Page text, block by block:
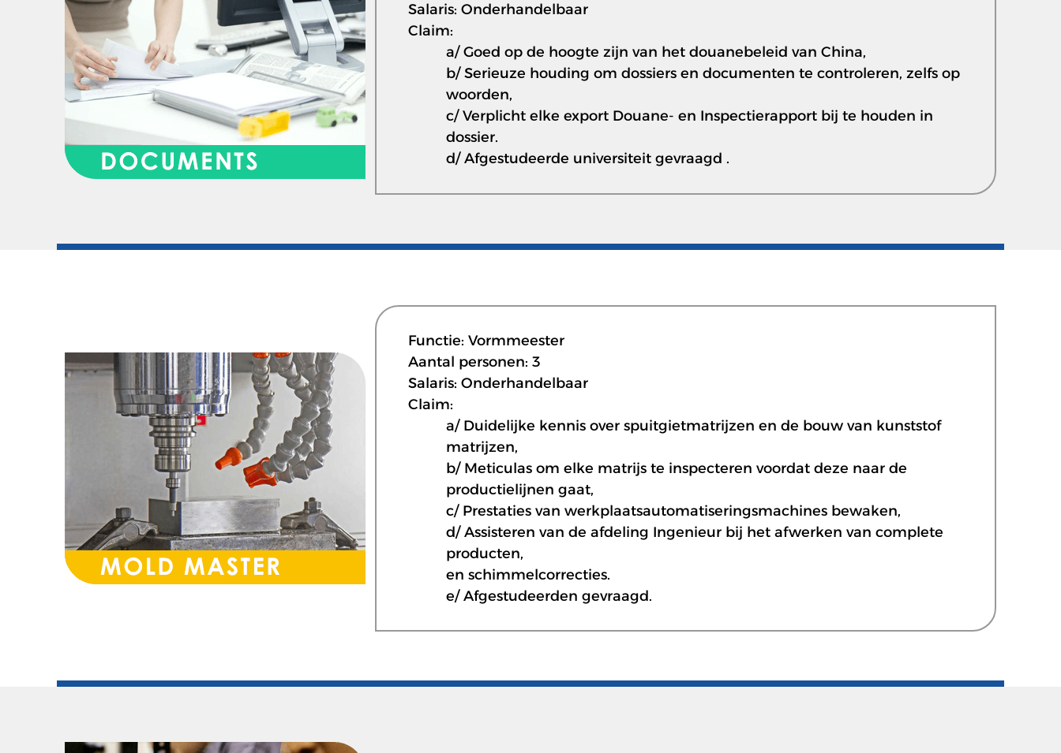
Salaris: Onderhandelbaar
Claim:
a/ Goed op de hoogte zijn van het douanebeleid van China,
b/ Serieuze houding om dossiers en documenten te controleren, zelfs op
woorden,
c/ Verplicht elke export Douane- en Inspectierapport bij te houden in
dossier.
d/ Afgestudeerde universiteit gevraagd .
Functie: Vormmeester
Aantal personen: 3
Salaris: Onderhandelbaar
Claim:
a/ Duidelijke kennis over spuitgietmatrijzen en de bouw van kunststof
matrijzen,
b/ Meticulas om elke matrijs te inspecteren voordat deze naar de
productielijnen gaat,
c/ Prestaties van werkplaatsautomatiseringsmachines bewaken,
d/ Assisteren van de afdeling Ingenieur bij het afwerken van complete
producten,
en schimmelcorrecties.
e/ Afgestudeerden gevraagd.